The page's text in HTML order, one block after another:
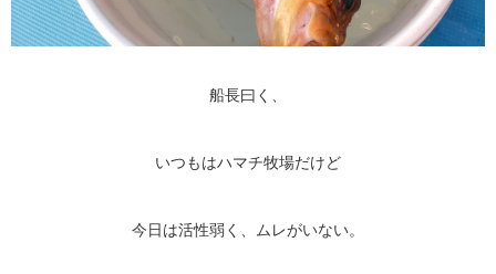
船長曰く、
いつもはハマチ牧場だけど
今日は活性弱く、ムレがいない。